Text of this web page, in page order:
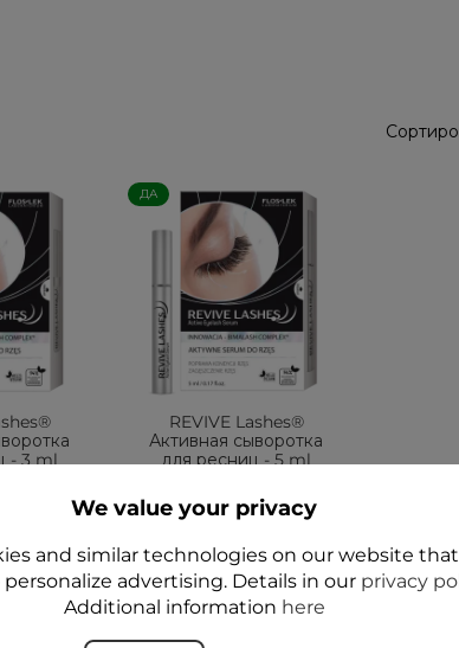
- 3 ml
ДА
REVIVE Lashes®
Активная сыворотка
для ресниц - 5 ml
69,99 zł
Add to cart
We value your privacy
and similar technologies on our website
advertising. Details in our privacy
Additional information here